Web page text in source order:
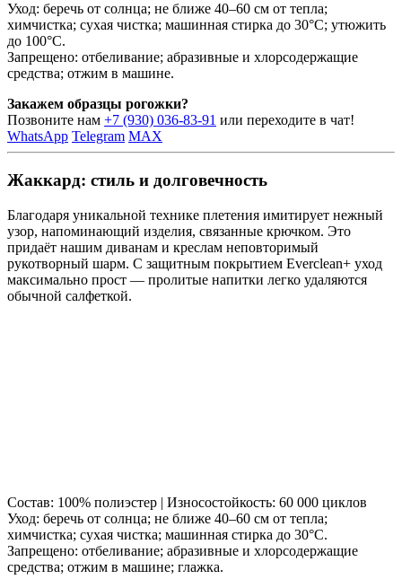
Уход: беречь от солнца; не ближе 40–60 см от тепла;
химчистка; сухая чистка; машинная стирка до 30°C; утюжить
до 100°C.
Запрещено: отбеливание; абразивные и хлорсодержащие
средства; отжим в машине.
Закажем образцы рогожки?
Позвоните нам +7 (930) 036-83-91 или переходите в чат!
WhatsApp Telegram MAX
Жаккард: стиль и долговечность
Благодаря уникальной технике плетения имитирует нежный
узор, напоминающий изделия, связанные крючком. Это
придаёт нашим диванам и креслам неповторимый
рукотворный шарм. С защитным покрытием Everclean+ уход
максимально прост — пролитые напитки легко удаляются
обычной салфеткой.
Состав: 100% полиэстер | Износостойкость: 60 000 циклов
Уход: беречь от солнца; не ближе 40–60 см от тепла;
химчистка; сухая чистка; машинная стирка до 30°C.
Запрещено: отбеливание; абразивные и хлорсодержащие
средства; отжим в машине; глажка.